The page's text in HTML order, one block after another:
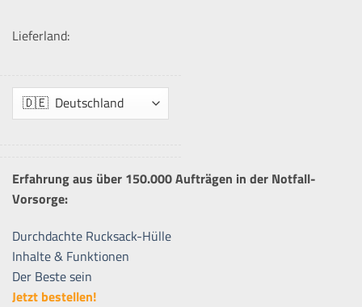
Lieferland:
Erfahrung aus über 150.000 Aufträgen in der Notfall-
Vorsorge:
Durchdachte Rucksack-Hülle
Inhalte & Funktionen
Der Beste sein
Jetzt bestellen!